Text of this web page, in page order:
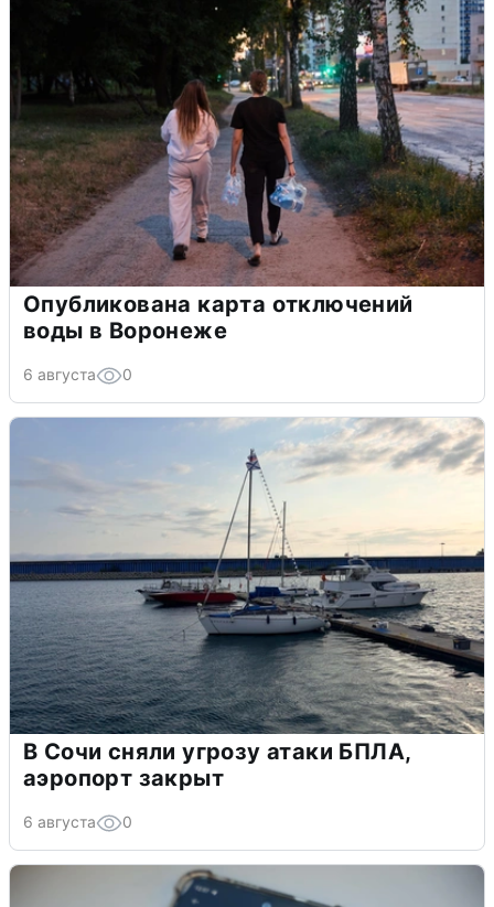
Опубликована карта отключений
воды в Воронеже
6 августа 0
В Сочи сняли угрозу атаки БПЛА,
аэропорт закрыт
6 августа 0